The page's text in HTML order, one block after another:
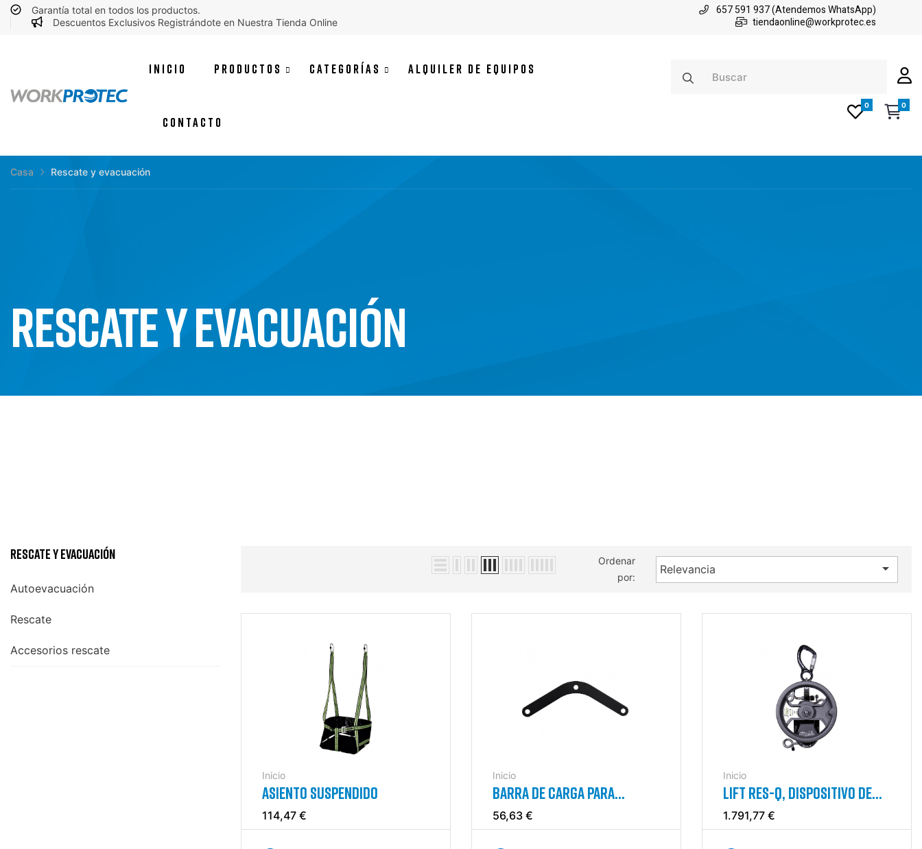
Garantía total en todos los productos.
Descuentos Exclusivos Registrándote en Nuestra Tienda Online
657 591 937 (Atendemos WhatsApp)
tiendaonline@workprotec.es
INICIO PRODUCTOS CATEGORÍAS ALQUILER DE EQUIPOS
CONTACTO
0 0
Casa Rescate y evacuación
RESCATE Y EVACUACIÓN
Rescate Y Evacuación
Autoevacuación
Rescate
Accesorios rescate
Ordenar
por:
Relevancia 
Inicio
ASIENTO SUSPENDIDO
114,47 €
Inicio
BARRA DE CARGA PARA
ASIENTO SUSPENDIDO
56,63 €
Inicio
LIFT RES-Q, DISPOSITIVO DE
EVACUACIÓN Y DE RESCATE
1.791,77 €